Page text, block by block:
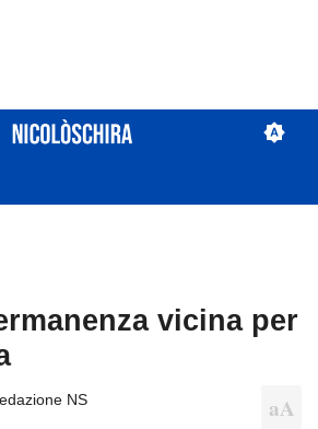
vicina per
NS